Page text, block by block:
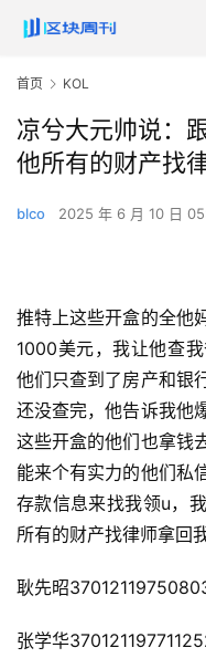
首页 KOL
凉兮大元帅说：
他所有的财产找
blco 2025 年 6 月 10 日
推特上这些开盒的全他
1000美元，我让他查
他们只查到了房产和银
还没查完，他告诉我他
这些开盒的他们也拿钱
能来个有实力的他们私
存款信息来找我领u，
所有的财产找律师拿回
耿先昭
张学华